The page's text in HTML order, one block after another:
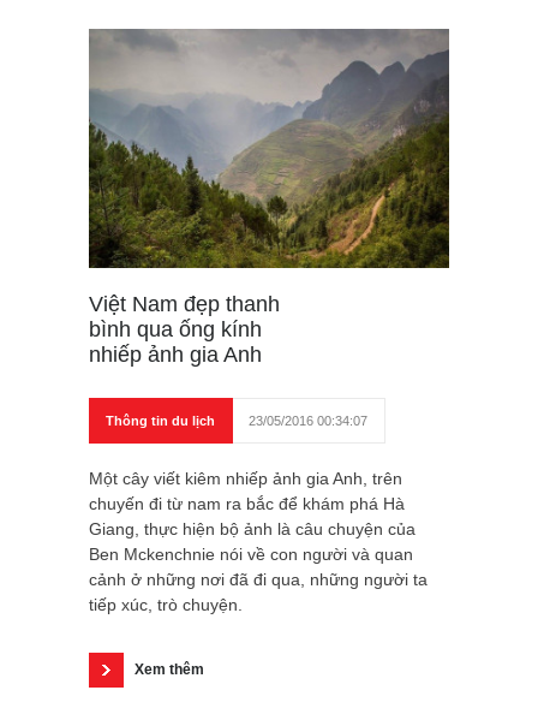
Việt Nam đẹp thanh
bình qua ống kính
nhiếp ảnh gia Anh
Thông tin du lịch 23/05/2016 00:34:07
Một cây viết kiêm nhiếp ảnh gia Anh, trên
chuyến đi từ nam ra bắc để khám phá Hà
Giang, thực hiện bộ ảnh là câu chuyện của
Ben Mckenchnie nói về con người và quan
cảnh ở những nơi đã đi qua, những người ta
tiếp xúc, trò chuyện.
Xem thêm